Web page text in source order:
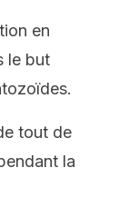
en
le but
tout de
la